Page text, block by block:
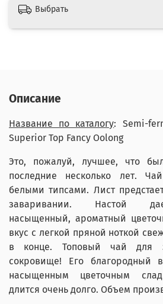
Выбрать
Описание
Название по каталогу: Semi-
Superior Top Fancy Oolong
Это, пожалуй, лучшее, что
последние несколько лет.
белыми типсами. Лист
заваривании. Настой
насыщенный, ароматный
вкус с легкой пряной ноткой
в конце. Топовый чай для
сокровище! Его благородный
насыщенным цветочным
длится очень долго. Объем